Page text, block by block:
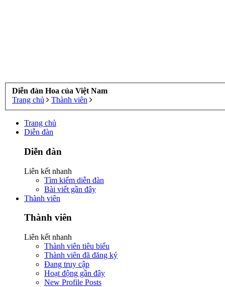
Diễn đàn Hoa của Việt Nam
Trang chủ
Thành viên
Trang chủ
Diễn đàn
Diễn đàn
Liên kết nhanh
Tìm kiếm diễn đàn
Bài viết gần đây
Thành viên
Thành viên
Liên kết nhanh
Thành viên tiêu biểu
Thành viên đã đăng ký
Đang truy cập
Hoạt động gần đây
New Profile Posts